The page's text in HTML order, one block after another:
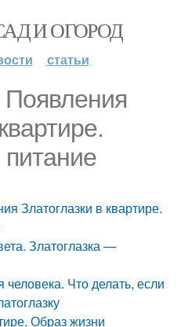
И ОГОРОД
статьи
Златоглазки в квартире.
Златоглазка —
человека. Что делать, если
Образ жизни